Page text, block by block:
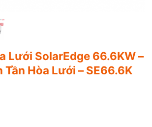
Lưới SolarEdge 66.6KW –
Tần Hòa Lưới – SE66.6K